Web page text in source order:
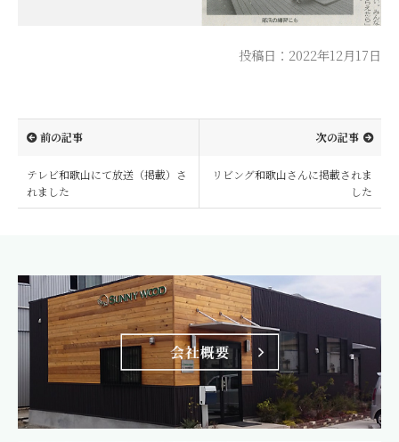
投稿日：2022年12月17日
前の記事
テレビ和歌山にて放送（掲載）さ
れました
次の記事
リビング和歌山さんに掲載されま
した